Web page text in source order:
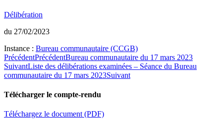
Délibération
du 27/02/2023
Instance : Bureau communautaire (CCGB)
PrécédentPrécédentBureau communautaire du 17 mars 2023
SuivantListe des délibérations examinées – Séance du Bureau
communautaire du 17 mars 2023Suivant
Télécharger le compte-rendu
Téléchargez le document (PDF)